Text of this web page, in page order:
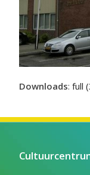
Downloads: full